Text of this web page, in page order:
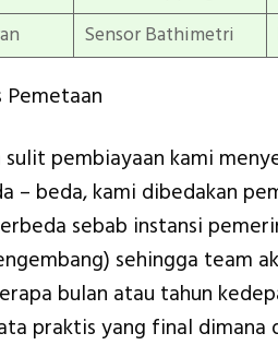
Sensor Bathimetri
Pemetaan
sulit pembiayaan kami
– beda, kami dibedakan
sebab instansi
sehingga team
bulan atau tahun
praktis yang final